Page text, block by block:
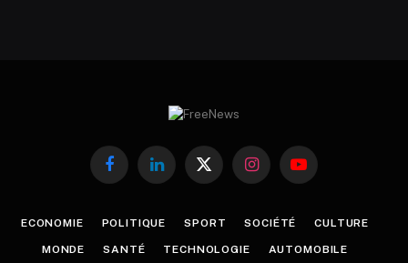
FacebookLinkedInX
InstagramYouTube
ECONOMIE POLITIQUE SPORT SOCIÉTÉ CULTURE
MONDE SANTÉ TECHNOLOGIE AUTOMOBILE